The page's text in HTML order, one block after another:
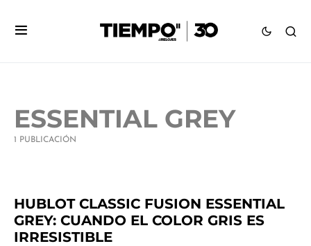
ESSENTIAL GREY
1 PUBLICACIÓN
HUBLOT CLASSIC FUSION ESSENTIAL
GREY: CUANDO EL COLOR GRIS ES
IRRESISTIBLE